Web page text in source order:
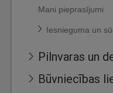
Mani pieprasījumi
Iesnieguma un
Pilnvaras un
Būvniecības